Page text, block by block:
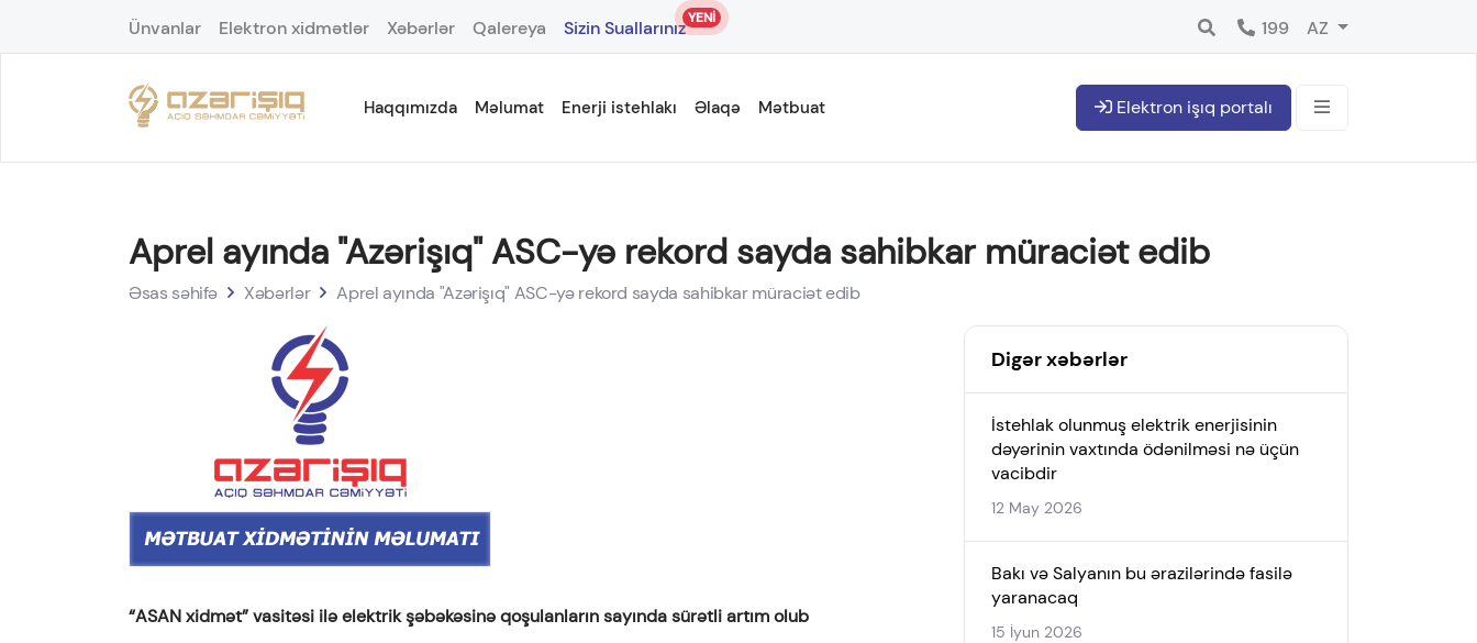
Ünvanlar Elektron xidmətlər Xəbərlər Qalereya Sizin SuallarınızYENİ 199 AZ
Haqqımızda Məlumat Enerji istehlakı Əlaqə Mətbuat Elektron işıq portalı
Aprel ayında "Azərişıq" ASC-yə rekord sayda sahibkar müraciət edib
Əsas səhifə Xəbərlər Aprel ayında "Azərişıq" ASC-yə rekord sayda sahibkar müraciət edib
“ASAN xidmət” vasitəsi ilə elektrik şəbəkəsinə qoşulanların sayında sürətli artım olub
Digər xəbərlər
İstehlak olunmuş elektrik enerjisinin
dəyərinin vaxtında ödənilməsi nə üçün
vacibdir
12 May 2026
Bakı və Salyanın bu ərazilərində fasilə
yaranacaq
15 İyun 2026